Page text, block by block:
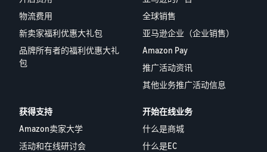
物流费用
新卖家福利优惠大礼包
品牌所有者的福利优惠大礼
包
全球销售
亚马逊企业（企业销售）
Amazon Pay
推广活动资讯
其他业务推广活动信息
获得支持
Amazon卖家大学
活动和在线研讨会
开始在线业务
什么是商城
什么是EC